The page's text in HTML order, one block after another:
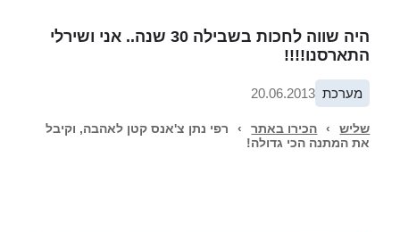
היה שווה לחכות בשבילה 30 שנה.. אני ושירלי
התארסנו!!!!
מערכת 20.06.2013
שליש › הכירו באתר ›
רפי נתן צ'אנס קטן לאהבה, וקיבל
את המתנה הכי גדולה!